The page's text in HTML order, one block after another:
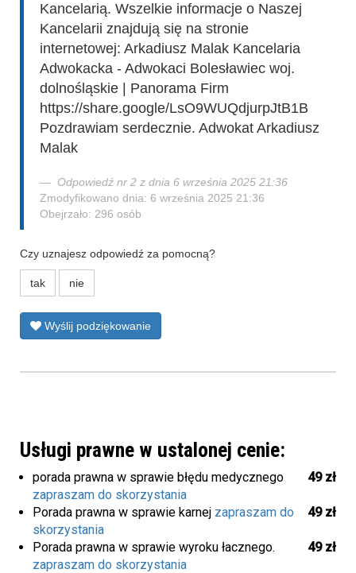
Kancelarią. Wszelkie informacje o Naszej
Kancelarii znajdują się na stronie
internetowej: Arkadiusz Malak Kancelaria
Adwokacka - Adwokaci Bolesławiec woj.
dolnośląskie | Panorama Firm
https://share.google/LsO9WUQdjurpJtB1B
Pozdrawiam serdecznie. Adwokat Arkadiusz
Malak
Odpowiedź nr 2 z dnia 6 września 2025 21:36
Zmodyfikowano dnia: 6 września 2025 21:36
Obejrzało: 296 osób
Czy uznajesz odpowiedź za pomocną?
tak nie
Wyślij podziękowanie
Usługi prawne w ustalonej cenie:
porada prawna w sprawie błędu medycznego
49 zł
zapraszam do skorzystania
Porada prawna w sprawie karnej
49 zł
zapraszam do
skorzystania
Porada prawna w sprawie wyroku łacznego.
49 zł
zapraszam do skorzystania